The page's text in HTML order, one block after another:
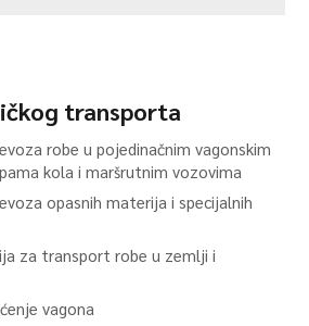
transporta
robe u pojedinačnim vagonskim
kola i maršrutnim vozovima
opasnih materija i specijalnih
za transport robe u zemlji i
vagona